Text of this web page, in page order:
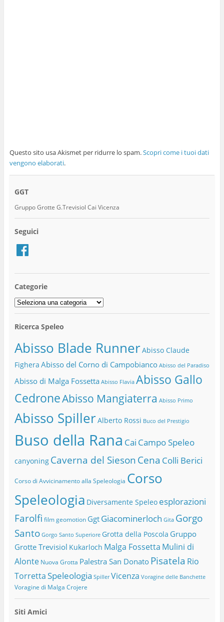
Questo sito usa Akismet per ridurre lo spam.Scopri come i tuoi dati
vengono elaborati.
GGT
Gruppo Grotte G.Trevisiol Cai Vicenza
Seguici
Facebook
Categorie
Categorie
Ricerca Speleo
Abisso Blade RunnerAbisso Claude
Fighera Abisso del Corno di Campobianco Abisso del Paradiso
Abisso di Malga Fossetta Abisso Flavia Abisso Gallo
CedroneAbisso Mangiaterra Abisso Primo
Abisso SpillerAlberto Rossi Buco del Prestigio
Buso della Rana Cai Campo Speleo
canyoning Caverna del Sieson Cena Colli Berici
Corso di Avvicinamento alla Speleologia Corso
Speleologia Diversamente Speleo esplorazioni
Farolfi film geomotion Ggt Giacominerloch Gita Gorgo
Santo Gorgo Santo Superiore Grotta della Poscola Gruppo
Grotte Trevisiol Kukarloch Malga Fossetta Mulini di
Alonte Nuova Grotta Palestra San Donato Pisatela Rio
TorrettaSpeleologia Spiller Vicenza Voragine delle Banchette
Voragine di Malga Crojere
Siti Amici